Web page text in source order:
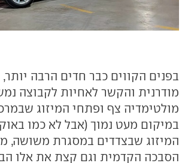
בפנים הקווים כבר חדים הרבה יותר,
מודרנית והקשר לאחיות לקבוצה
מולטימדיה צף ופתחי המיזוג
במיקום מעט נמוך (אבל לא כמו
המיזוג שבצדדים במסגרת משושה,
הסבכה הקדמית וגם קצת את אלו